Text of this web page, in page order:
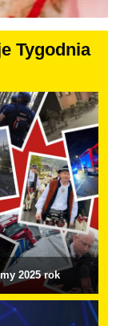
Tygodnia
2025 rok